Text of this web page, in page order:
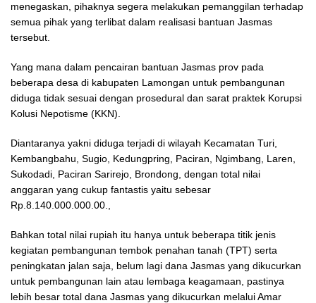
menegaskan, pihaknya segera melakukan pemanggilan terhadap
semua pihak yang terlibat dalam realisasi bantuan Jasmas
tersebut.
Yang mana dalam pencairan bantuan Jasmas prov pada
beberapa desa di kabupaten Lamongan untuk pembangunan
diduga tidak sesuai dengan prosedural dan sarat praktek Korupsi
Kolusi Nepotisme (KKN).
Diantaranya yakni diduga terjadi di wilayah Kecamatan Turi,
Kembangbahu, Sugio, Kedungpring, Paciran, Ngimbang, Laren,
Sukodadi, Paciran Sarirejo, Brondong, dengan total nilai
anggaran yang cukup fantastis yaitu sebesar
Rp.8.140.000.000.00.,
Bahkan total nilai rupiah itu hanya untuk beberapa titik jenis
kegiatan pembangunan tembok penahan tanah (TPT) serta
peningkatan jalan saja, belum lagi dana Jasmas yang dikucurkan
untuk pembangunan lain atau lembaga keagamaan, pastinya
lebih besar total dana Jasmas yang dikucurkan melalui Amar